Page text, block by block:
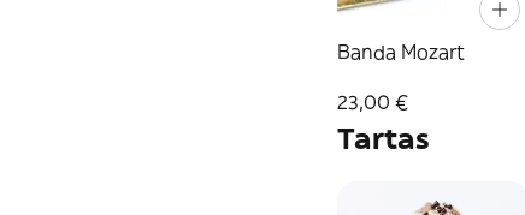
Banda Mozart
23,00 €
Tartas